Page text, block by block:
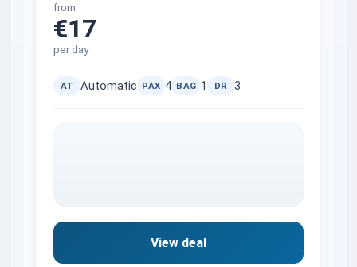
from
€17
per day
AT Automatic PAX 4 BAG 1 DR 3
View deal